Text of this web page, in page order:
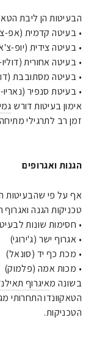
הבעיטות הן ליבת
• בעיטה קדמית (אפ-
• בעיטה צידית (יופ-
• בעיטה אחורית
• בעיטה מסתובבת
• בעיטת סנפיר
אימון בעיטות דורש
זמן רב לתרגילי
הגנות ואגרופים
אף על פי שהבעיטות
טכניקות הגנה ואגרוף
• חסימות שונות
• אגרוף ישר (ג'ירוגי)
• מכת כף יד (סונאל)
• מכות אמה (פלמוק)
בשונה מאיגרוף
הטאקוונדו התחרותי
הטכניקות.